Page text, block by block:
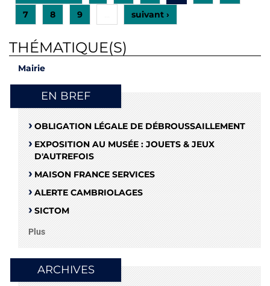
7
8 9 suivant ›
THÉMATIQUE(S)
Mairie
EN BREF
OBLIGATION LÉGALE DE DÉBROUSSAILLEMENT
EXPOSITION AU MUSÉE : JOUETS & JEUX
D'AUTREFOIS
MAISON FRANCE SERVICES
ALERTE CAMBRIOLAGES
SICTOM
Plus
ARCHIVES